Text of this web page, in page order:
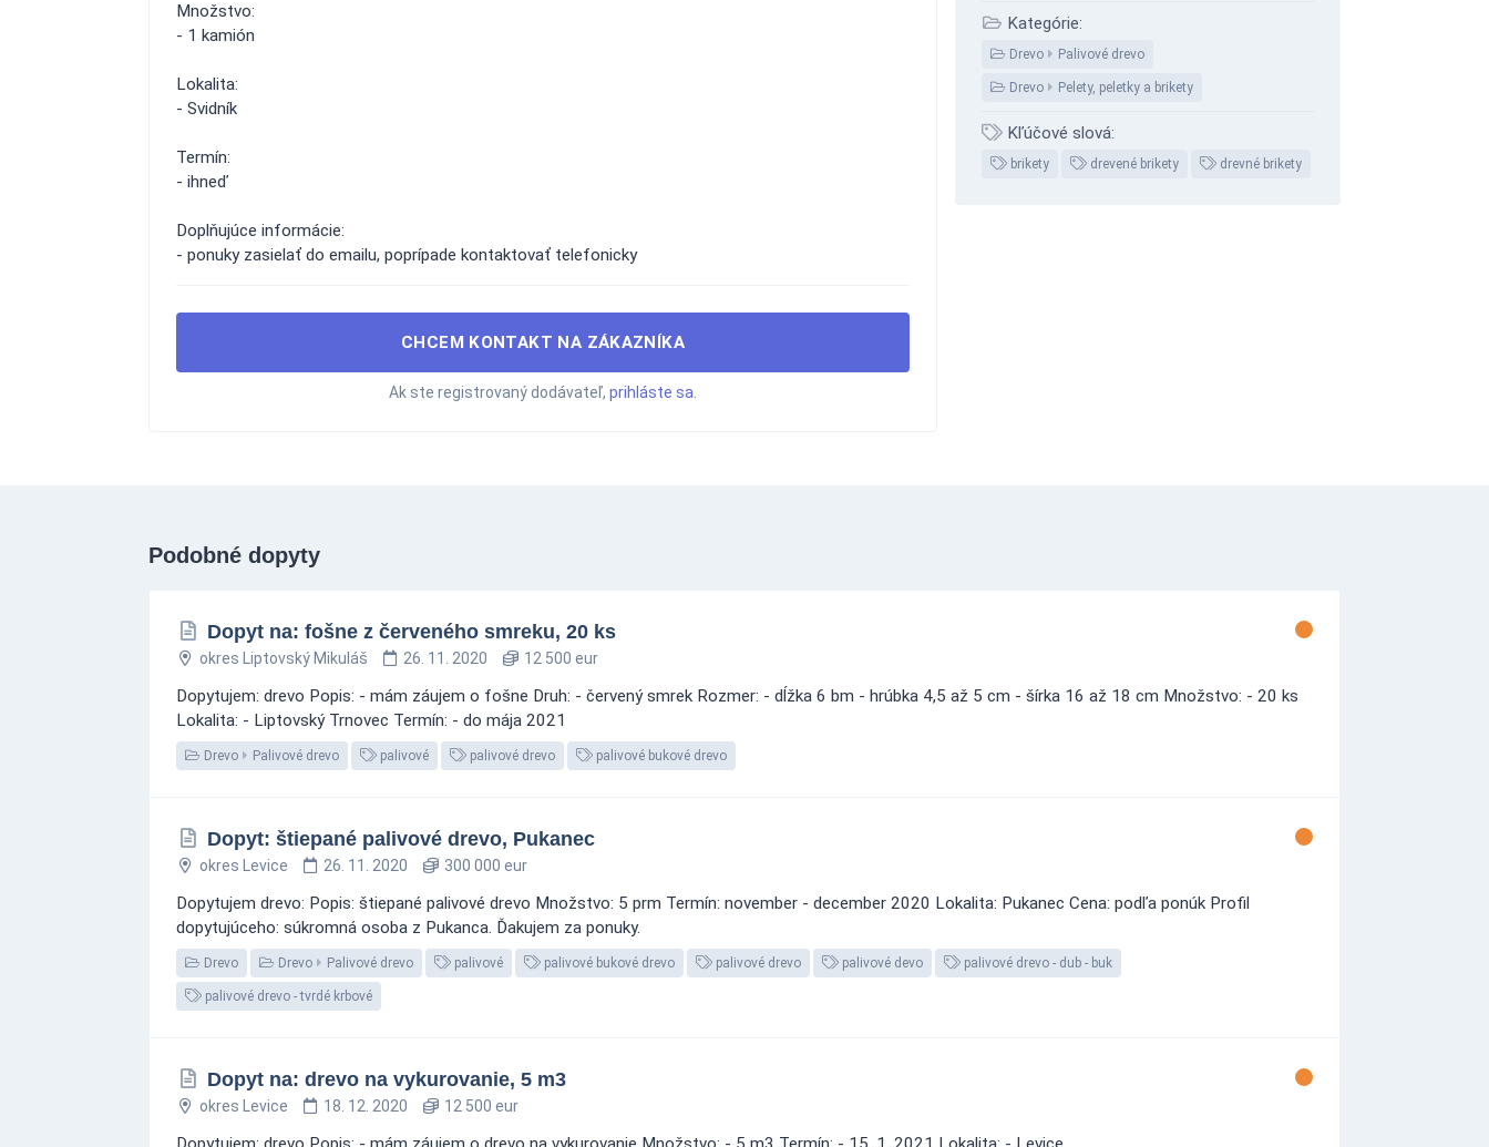
Množstvo:
- 1 kamión
Lokalita:
- Svidník
Termín:
- ihneď
Doplňujúce informácie:
- ponuky zasielať do emailu, poprípade kontaktovať telefonicky
CHCEM KONTAKT NA ZÁKAZNÍKA
Ak ste registrovaný dodávateľ, prihláste sa
Kategórie:
Drevo Palivové drevo
Drevo Pelety, peletky a brikety
Kľúčové slová:
brikety drevené brikety drevné brikety
Podobné dopyty
Dopyt na: fošne z červeného smreku, 20 ks
okres Liptovský Mikuláš 26. 11. 2020 12 500 eur
Dopytujem: drevo Popis: - mám záujem o fošne Druh: - červený smrek Rozmer: - dĺžka 6 bm - hrúbka 4,5 až 5 cm - šírka 16 až 18 cm Množstvo: - 20 ks
Lokalita: - Liptovský Trnovec Termín: - do mája 2021
Drevo Palivové drevo palivové palivové drevo palivové bukové drevo
Dopyt: štiepané palivové drevo, Pukanec
okres Levice 26. 11. 2020 300 000 eur
Dopytujem drevo: Popis: štiepané palivové drevo Množstvo: 5 prm Termín: november - december 2020 Lokalita: Pukanec Cena: podľa ponúk Profil
dopytujúceho: súkromná osoba z Pukanca. Ďakujem za ponuky.
Drevo Drevo Palivové drevo palivové palivové bukové drevo palivové drevo palivové devo palivové drevo - dub - buk
palivové drevo - tvrdé krbové
Dopyt na: drevo na vykurovanie, 5 m3
okres Levice 18. 12. 2020 12 500 eur